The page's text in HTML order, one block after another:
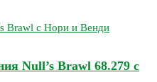
Null’s Brawl 68.279 с